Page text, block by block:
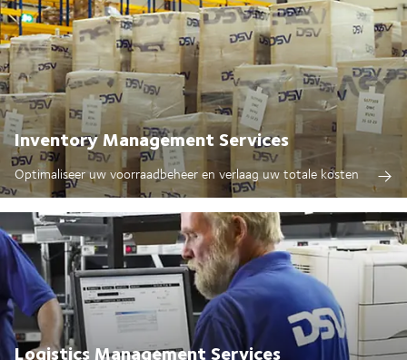
Inventory Management Services
Optimaliseer uw voorraadbeheer en verlaag uw totale kosten
Logistics Management Services